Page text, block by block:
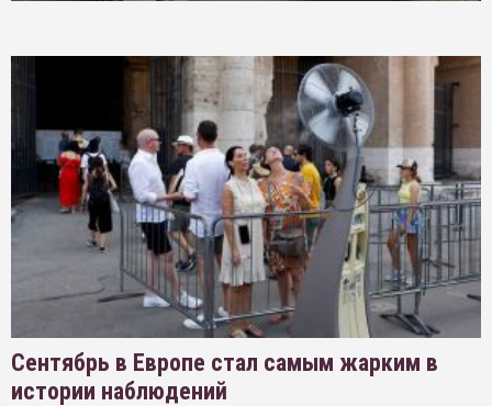
Сентябрь в Европе стал самым жарким в
истории наблюдений